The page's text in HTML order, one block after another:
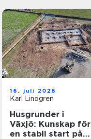
16. juli 2026
Karl Lindgren
Husgrunder i
Växjö: Kunskap för
en stabil start på